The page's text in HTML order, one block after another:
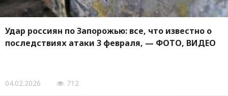
Удар россиян по Запорожью: все, что известно о
последствиях атаки 3 февраля, — ФОТО, ВИДЕО
04.02.2026 712